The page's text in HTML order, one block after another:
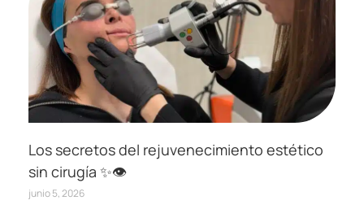
Los secretos del rejuvenecimiento estético
sin cirugía ✨👁️
junio 5, 2026